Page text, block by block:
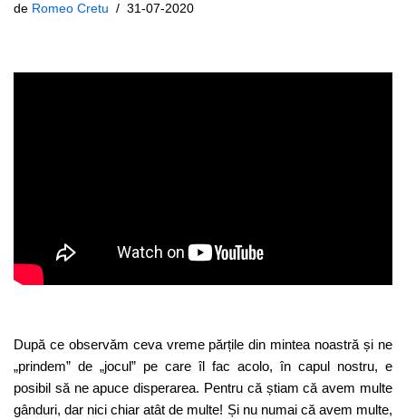
de Romeo Cretu 31-07-2020
După ce observăm ceva vreme părțile din mintea noastră și ne
„prindem” de „jocul” pe care îl fac acolo, în capul nostru, e
posibil să ne apuce disperarea. Pentru că știam că avem multe
gânduri, dar nici chiar atât de multe! Și nu numai că avem multe,